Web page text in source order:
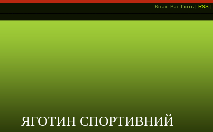
Вітаю Вас Гість | RSS |
ЯГОТИН СПОРТИВНИЙ